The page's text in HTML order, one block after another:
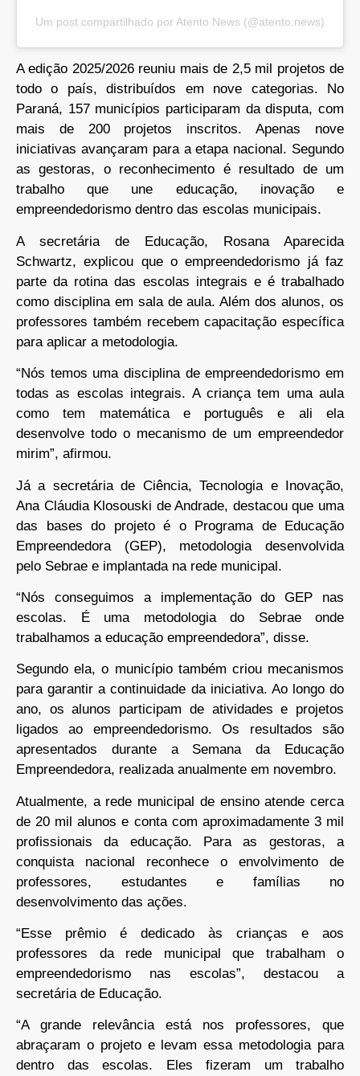
Um post compartilhado por Atento News (@atento.news)
A edição 2025/2026 reuniu mais de 2,5 mil projetos de
todo o país, distribuídos em nove categorias. No
Paraná, 157 municípios participaram da disputa, com
mais de 200 projetos inscritos. Apenas nove
iniciativas avançaram para a etapa nacional. Segundo
as gestoras, o reconhecimento é resultado de um
trabalho que une educação, inovação e
empreendedorismo dentro das escolas municipais.
A secretária de Educação, Rosana Aparecida
Schwartz, explicou que o empreendedorismo já faz
parte da rotina das escolas integrais e é trabalhado
como disciplina em sala de aula. Além dos alunos, os
professores também recebem capacitação específica
para aplicar a metodologia.
“Nós temos uma disciplina de empreendedorismo em
todas as escolas integrais. A criança tem uma aula
como tem matemática e português e ali ela
desenvolve todo o mecanismo de um empreendedor
mirim”, afirmou.
Já a secretária de Ciência, Tecnologia e Inovação,
Ana Cláudia Klosouski de Andrade, destacou que uma
das bases do projeto é o Programa de Educação
Empreendedora (GEP), metodologia desenvolvida
pelo Sebrae e implantada na rede municipal.
“Nós conseguimos a implementação do GEP nas
escolas. É uma metodologia do Sebrae onde
trabalhamos a educação empreendedora”, disse.
Segundo ela, o município também criou mecanismos
para garantir a continuidade da iniciativa. Ao longo do
ano, os alunos participam de atividades e projetos
ligados ao empreendedorismo. Os resultados são
apresentados durante a Semana da Educação
Empreendedora, realizada anualmente em novembro.
Atualmente, a rede municipal de ensino atende cerca
de 20 mil alunos e conta com aproximadamente 3 mil
profissionais da educação. Para as gestoras, a
conquista nacional reconhece o envolvimento de
professores, estudantes e famílias no
desenvolvimento das ações.
“Esse prêmio é dedicado às crianças e aos
professores da rede municipal que trabalham o
empreendedorismo nas escolas”, destacou a
secretária de Educação.
“A grande relevância está nos professores, que
abraçaram o projeto e levam essa metodologia para
dentro das escolas. Eles fizeram um trabalho